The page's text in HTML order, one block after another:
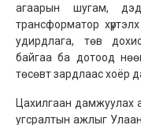
агаарын шугам,
трансформатор
удирдлага, төв
байгаа ба дотоод
төсөвт зардлаас хоёр
Цахилгаан дамжуулах
угсралтын ажлыг